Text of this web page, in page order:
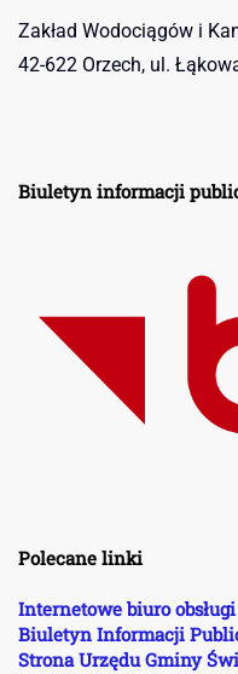
Zakład Wodociągów i
42-622 Orzech, ul.
Biuletyn informacji
Polecane linki
Internetowe biuro
Biuletyn Informacji
Strona Urzędu Gminy